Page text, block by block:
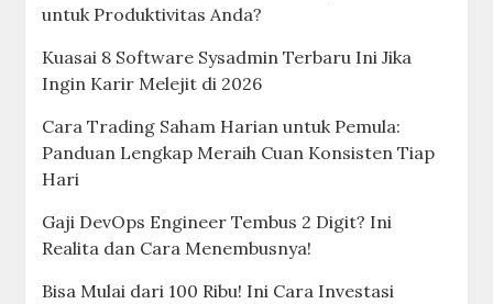
untuk Produktivitas Anda?
Kuasai 8 Software Sysadmin Terbaru Ini Jika
Ingin Karir Melejit di 2026
Cara Trading Saham Harian untuk Pemula:
Panduan Lengkap Meraih Cuan Konsisten Tiap
Hari
Gaji DevOps Engineer Tembus 2 Digit? Ini
Realita dan Cara Menembusnya!
Bisa Mulai dari 100 Ribu! Ini Cara Investasi